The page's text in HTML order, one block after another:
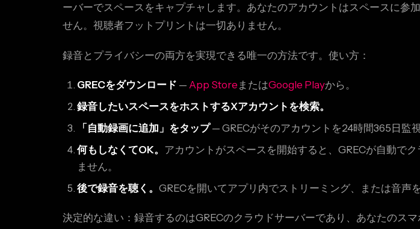
ーバーでスペースをキャプチャします。あなたのアカウントはスペースに参
せん。視聴者フットプリントは一切ありません。
録音とプライバシーの両方を実現できる唯一の方法です。使い方：
GRECをダウンロード — App Store またはGoogle Playから。
録音したいスペースをホストするXアカウントを検索。
「自動録画に追加」をタップ— GRECがそのアカウントを24時間365日監視
何もしなくてOK。 アカウントがスペースを開始すると、GRECが自動で
ません。
後で録音を聴く。 GRECを開いてアプリ内でストリーミング、または音声
決定的な違い：録音するのはGRECのクラウドサーバーであり、あなたのス